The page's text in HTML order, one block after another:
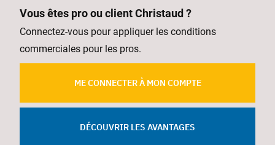
Vous êtes pro ou client Christaud ?
Connectez-vous pour appliquer les conditions
commerciales pour les pros.
ME CONNECTER À MON COMPTE
DÉCOUVRIR LES AVANTAGES